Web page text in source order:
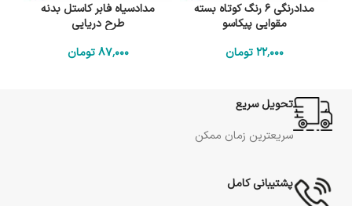
مدادرنگی 6 رنگ کوتاه بسته
مقوایی پیکاسو
22٬000 تومان
مدادسیاه فابر کاستل بدنه
طرح دریایی
87٬000 تومان
تحویل سریع
سریعترین زمان ممکن
پشتیبانی کامل